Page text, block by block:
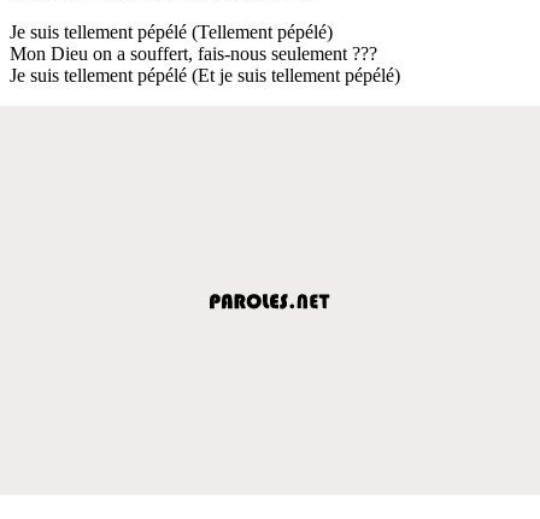
Je suis tellement pépélé (Tellement pépélé)
Mon Dieu on a souffert, fais-nous seulement ???
Je suis tellement pépélé (Et je suis tellement pépélé)